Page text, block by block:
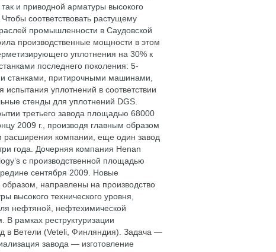
и приводной арматуры высокого
соответствовать растущему
промышленности в Саудовской
производственные мощности в этом
уплотнения на 30% к
последнего поколения: 5-
станками, притирочными машинами,
уплотнений в соответствии
стенды для уплотнений DGS.
третьего завода площадью 68000
2009 г., производя главным образом
расширения компании, еще один завод
года. Дочерняя компания Henan
с производственной площадью
сентября 2009. Новые
направлены на производство
высокого технического уровня,
нефтяной, нефтехимической
рамках реструктуризации
в Ветели (Veteli, Финляндия). Задача —
завода — изготовление